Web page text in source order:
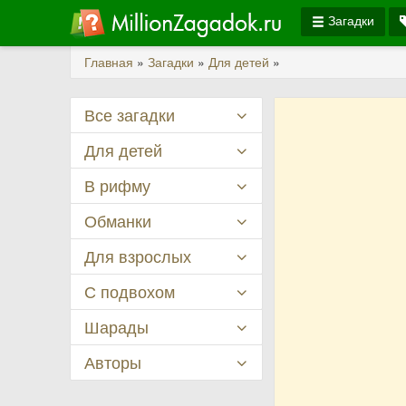
Загадки
Главная » Загадки » Для детей »
Все загадки
Для детей
В рифму
Обманки
Для взрослых
С подвохом
Шарады
Авторы